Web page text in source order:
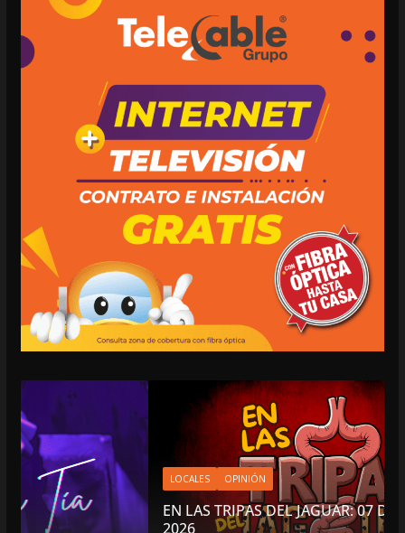
LOCALES OPINIÓN
EN LAS TRIPAS DEL JAGUAR: 07 DE AGOSTO DE
2026